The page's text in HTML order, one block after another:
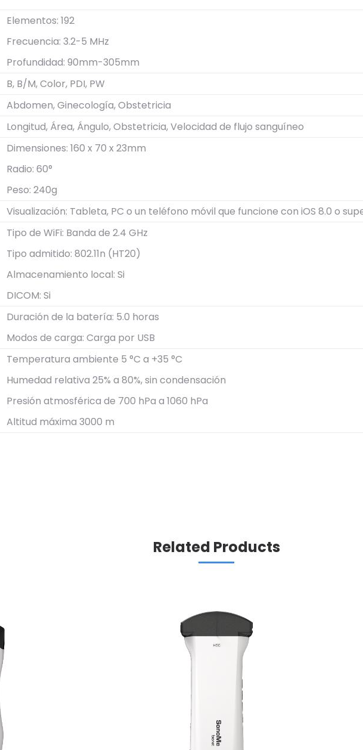
Elementos: 192
Frecuencia: 3.2-5 MHz
Profundidad: 90mm-305mm
B, B/M, Color, PDI, PW
Abdomen, Ginecología, Obstetricia
Longitud, Área, Ángulo, Obstetricia, Velocidad de flujo sanguíneo
Dimensiones: 160 x 70 x 23mm
Radio: 60°
Peso: 240g
Visualización: Tableta, PC o un teléfono móvil que funcione con iOS 8.0 o
Tipo de WiFi: Banda de 2.4 GHz
Tipo admitido: 802.11n (HT20)
Almacenamiento local: Si
DICOM: Si
Duración de la batería: 5.0 horas
Modos de carga: Carga por USB
Temperatura ambiente 5 °C a +35 °C
Humedad relativa 25% a 80%, sin condensación
Presión atmosférica de 700 hPa a 1060 hPa
Altitud máxima 3000 m
Related Products